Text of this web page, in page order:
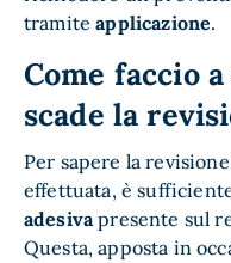
tramiteapplicazione.
Come faccio
scade la
Per sapere la
effettuata, è
adesivapresente sul
Questa, apposta in